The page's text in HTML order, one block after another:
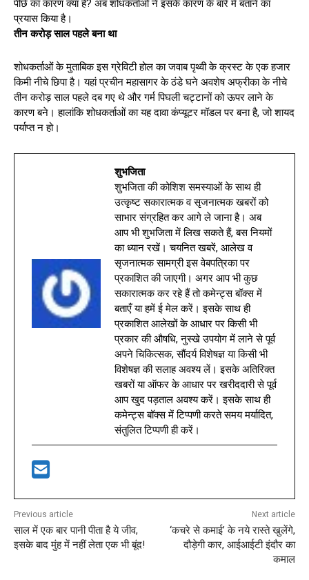
पीछे का कारण क्या है? अब शोधकर्ताओं ने इसके कारण के बारे में बताने का
प्रयास किया है।
तीन करोड़ साल पहले बना था
शोधकर्ताओं के मुताबिक इस ग्रेविटी होल का जवाब पृथ्वी के क्रस्ट के एक हजार
किमी नीचे छिपा है। यहां प्रचीन महासागर के ठंडे घने अवशेष अफ्रीका के नीचे
तीन करोड़ साल पहले दब गए थे और गर्म पिघली चट्टानों को ऊपर लाने के
कारण बने। हालांकि शोधकर्ताओं का यह दावा कंप्यूटर मॉडल पर बना है, जो शायद
पर्याप्त न हो।
शुभजिता
शुभजिता की कोशिश समस्याओं के साथ ही
उत्कृष्ट सकारात्मक व सृजनात्मक खबरों को
साभार संग्रहित कर आगे ले जाना है। अब
आप भी शुभजिता में लिख सकते हैं, बस नियमों
का ध्यान रखें। चयनित खबरें, आलेख व
सृजनात्मक सामग्री इस वेबपत्रिका पर
प्रकाशित की जाएगी। अगर आप भी कुछ
सकारात्मक कर रहे हैं तो कमेन्ट्स बॉक्स में
बताएँ या हमें ई मेल करें। इसके साथ ही
प्रकाशित आलेखों के आधार पर किसी भी
प्रकार की औषधि, नुस्खे उपयोग में लाने से पूर्व
अपने चिकित्सक, सौंदर्य विशेषज्ञ या किसी भी
विशेषज्ञ की सलाह अवश्य लें। इसके अतिरिक्त
खबरों या ऑफर के आधार पर खरीददारी से पूर्व
आप खुद पड़ताल अवश्य करें। इसके साथ ही
कमेन्ट्स बॉक्स में टिप्पणी करते समय मर्यादित,
संतुलित टिप्पणी ही करें।
Previous article
साल में एक बार पानी पीता है ये जीव,
इसके बाद मुंह में नहीं लेता एक भी बूंद!
Next article
‘कचरे से कमाई’ के नये रास्ते खुलेंगे,
दौड़ेगी कार, आईआईटी इंदौर का
कमाल